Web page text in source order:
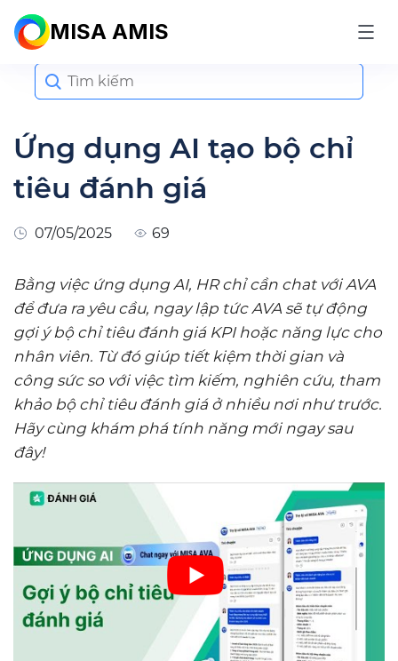
MISA AMIS
Search
for:
Ứng dụng AI tạo bộ chỉ
tiêu đánh giá
07/05/2025 69
Bằng việc ứng dụng AI, HR chỉ cần chat với AVA
để đưa ra yêu cầu, ngay lập tức AVA sẽ tự động
gợi ý bộ chỉ tiêu đánh giá KPI hoặc năng lực cho
nhân viên. Từ đó giúp tiết kiệm thời gian và
công sức so với việc tìm kiếm, nghiên cứu, tham
khảo bộ chỉ tiêu đánh giá ở nhiều nơi như trước.
Hãy cùng khám phá tính năng mới ngay sau
đây!